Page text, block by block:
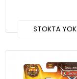
STOKTA YOK